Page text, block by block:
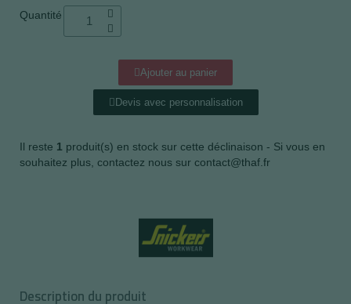
Quantité
Ajouter au panier
Devis avec personnalisation
Il reste 1 produit(s) en stock sur cette déclinaison - Si vous en
souhaitez plus, contactez nous sur contact@thaf.fr
Description du produit